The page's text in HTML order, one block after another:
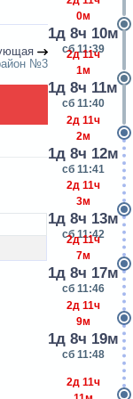
№3
0м
1д 8ч 10м
сб 11:39
2д 11ч
1м
1д 8ч 11м
сб 11:40
2д 11ч
2м
1д 8ч 12м
сб 11:41
2д 11ч
3м
1д 8ч 13м
сб 11:42
2д 11ч
7м
1д 8ч 17м
сб 11:46
2д 11ч
9м
1д 8ч 19м
сб 11:48
2д 11ч